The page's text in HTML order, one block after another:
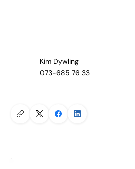
Kim Dywling
073-685 76 33